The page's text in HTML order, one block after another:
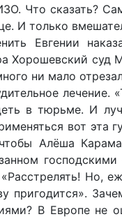
Что сказать?
И только
Евгении
Хорошевский
ни мало
в тюрьме. И
вот эта
Алёша
господскими
Но,
В Европе не